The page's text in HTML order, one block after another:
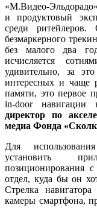
«М.Видео-
и продуктовый
среди ритейлеров.
безмаркерного
без малого два
исчисляется
удивительно, за
интересных и чаще
памяти, это первое
in-door навигации
директор по
медиа Фонда
Для
установить
позиционирования
отдел, куда бы он
Стрелка
камеры смартфона,